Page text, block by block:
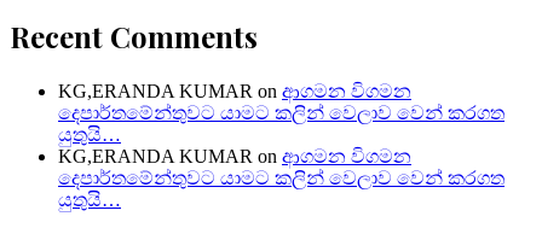
Recent Comments
KG,ERANDA KUMAR on ආගමන විගමන
දෙපාර්තමේන්තුවට යාමට කලින් වෙලාව වෙන් කරගත
යුතුයි…
KG,ERANDA KUMAR on ආගමන විගමන
දෙපාර්තමේන්තුවට යාමට කලින් වෙලාව වෙන් කරගත
යුතුයි…